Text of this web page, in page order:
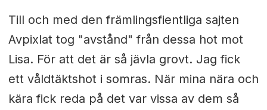
Till och med den främlingsfientliga sajten
Avpixlat tog "avstånd" från dessa hot mot
Lisa. För att det är så jävla grovt. Jag fick
ett våldtäktshot i somras. När mina nära och
kära fick reda på det var vissa av dem så